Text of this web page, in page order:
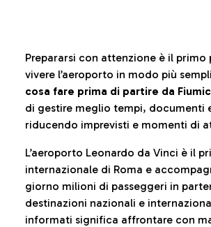
Prepararsi con attenzione è il primo
vivere l’aeroporto in modo più
cosa fare prima di partire da
di gestire meglio tempi, documenti
riducendo imprevisti e momenti di
L’aeroporto Leonardo da Vinci è il
internazionale di Roma e
giorno milioni di passeggeri in
destinazioni nazionali e
informati significa affrontare con